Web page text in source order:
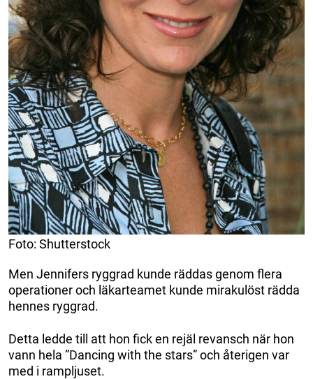
Foto: Shutterstock
Men Jennifers ryggrad kunde räddas genom flera
operationer och läkarteamet kunde mirakulöst rädda
hennes ryggrad.
Detta ledde till att hon fick en rejäl revansch när hon
vann hela ”Dancing with the stars” och återigen var
med i rampljuset.